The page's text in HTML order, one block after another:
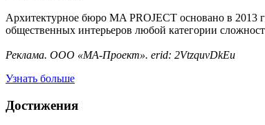
Архитектурное бюро MA PROJECT основано в
общественных интерьеров любой категории
Реклама. ООО «МА-Проект». erid: 2VtzquvDkEu
Узнать больше
Достижения